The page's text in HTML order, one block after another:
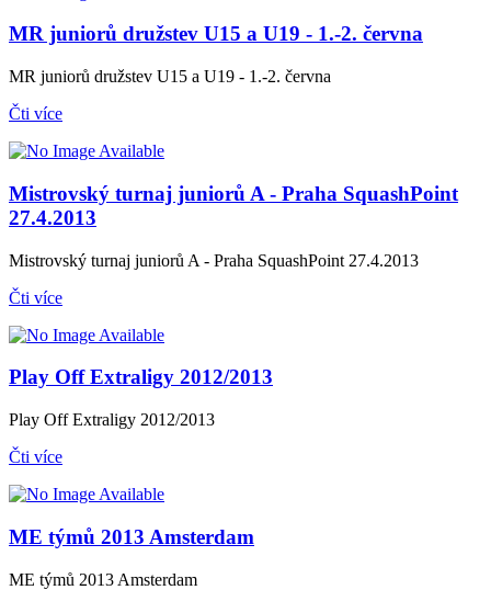
MR juniorů družstev U15 a U19 - 1.-2. června
MR juniorů družstev U15 a U19 - 1.-2. června
Čti více
Mistrovský turnaj juniorů A - Praha SquashPoint
27.4.2013
Mistrovský turnaj juniorů A - Praha SquashPoint 27.4.2013
Čti více
Play Off Extraligy 2012/2013
Play Off Extraligy 2012/2013
Čti více
ME týmů 2013 Amsterdam
ME týmů 2013 Amsterdam